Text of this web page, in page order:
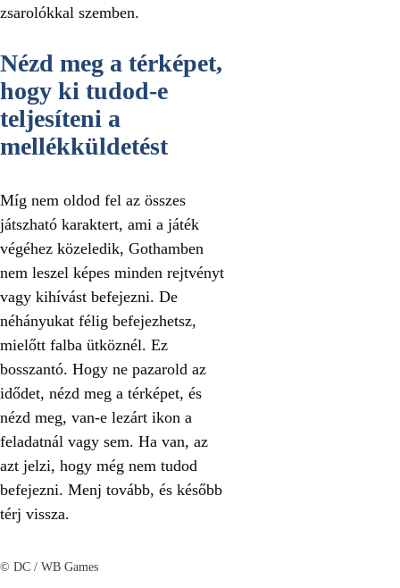
zsarolókkal szemben.
Nézd meg a térképet,
hogy ki tudod-e
teljesíteni a
mellékküldetést
Míg nem oldod fel az összes
játszható karaktert, ami a játék
végéhez közeledik, Gothamben
nem leszel képes minden rejtvényt
vagy kihívást befejezni. De
néhányukat félig befejezhetsz,
mielőtt falba ütköznél. Ez
bosszantó. Hogy ne pazarold az
idődet, nézd meg a térképet, és
nézd meg, van-e lezárt ikon a
feladatnál vagy sem. Ha van, az
azt jelzi, hogy még nem tudod
befejezni. Menj tovább, és később
térj vissza.
© DC / WB Games